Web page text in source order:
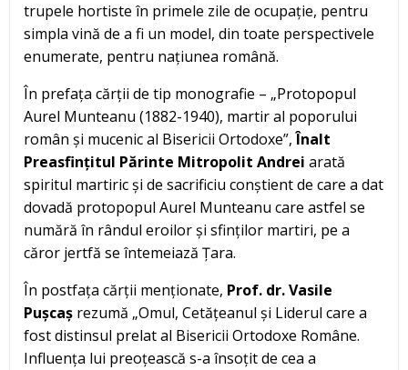
trupele hortiste în primele zile de ocupație, pentru
simpla vină de a fi un model, din toate perspectivele
enumerate, pentru națiunea română.
În prefața cărții de tip monografie – „Protopopul
Aurel Munteanu (1882-1940), martir al poporului
român și mucenic al Bisericii Ortodoxe”,Înalt
Preasfințitul Părinte Mitropolit Andrei arată
spiritul martiric și de sacrificiu conștient de care a dat
dovadă protopopul Aurel Munteanu care astfel se
numără în rândul eroilor și sfinților martiri, pe a
căror jertfă se întemeiază Țara.
În postfața cărții menționate, Prof. dr. Vasile
Pușcaș rezumă „Omul, Cetățeanul și Liderul care a
fost distinsul prelat al Bisericii Ortodoxe Române.
Influența lui preoțească s-a însoțit de cea a